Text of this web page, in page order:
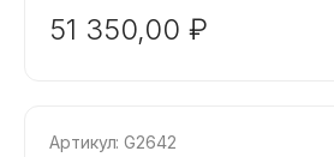
51 350,00 ₽
Артикул: G2642